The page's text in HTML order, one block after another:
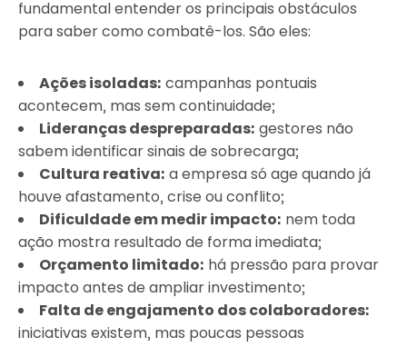
fundamental entender os principais obstáculos
para saber como combatê-los. São eles:
Ações isoladas: campanhas pontuais
acontecem, mas sem continuidade;
Lideranças despreparadas: gestores não
sabem identificar sinais de sobrecarga;
Cultura reativa: a empresa só age quando já
houve afastamento, crise ou conflito;
Dificuldade em medir impacto: nem toda
ação mostra resultado de forma imediata;
Orçamento limitado: há pressão para provar
impacto antes de ampliar investimento;
Falta de engajamento dos colaboradores:
iniciativas existem, mas poucas pessoas